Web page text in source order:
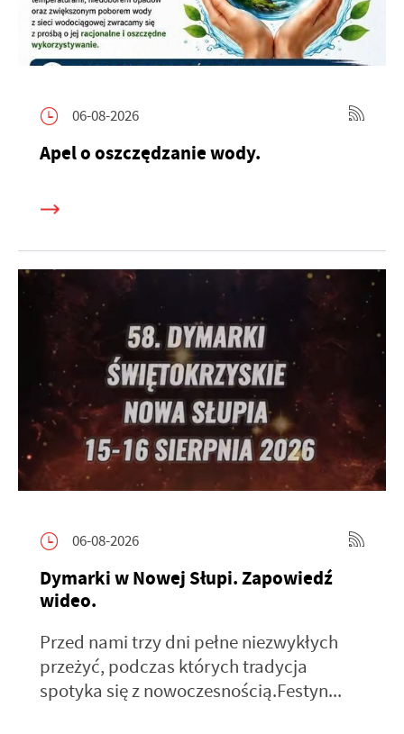
06-08-2026
Apel o oszczędzanie wody.
06-08-2026
Dymarki w Nowej Słupi. Zapowiedź
wideo.
Przed nami trzy dni pełne niezwykłych
przeżyć, podczas których tradycja
spotyka się z nowoczesnością.Festyn...